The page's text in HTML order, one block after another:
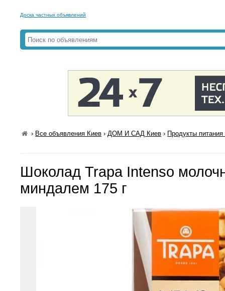
Доска частных объявлений
› Все объявления Киев ›ДОМ И САД Киев › Продукты
Шоколад Trapa Intenso
миндалем 175 г